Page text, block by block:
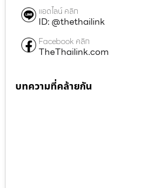
แอดไลน์ คลิก
ID: @thethailink
Facebook คลิก
TheThailink.com
บทความที่คล้ายกัน